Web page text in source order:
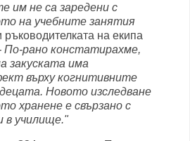
им не са заредени с
на учебните занятия
ръководителката на екипа
По-рано констатирахме,
закуската има
върху когнитивните
Новото изследване
хранене е свързано с
в училище."